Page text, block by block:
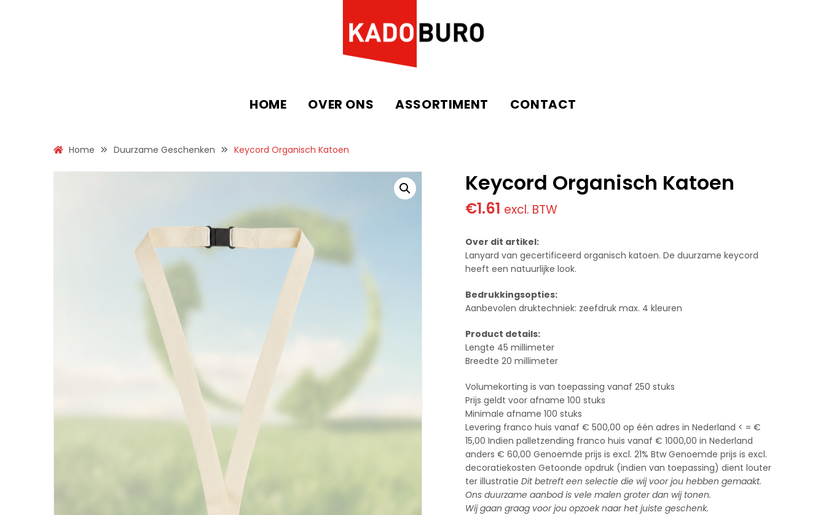
HOME OVER ONS ASSORTIMENT CONTACT
Home Duurzame Geschenken Keycord Organisch Katoen
Keycord Organisch Katoen
€1.61 excl. BTW
Over dit artikel:
Lanyard van gecertificeerd organisch katoen. De duurzame keycord
heeft een natuurlijke look.
Bedrukkingsopties:
Aanbevolen druktechniek: zeefdruk max. 4 kleuren
Product details:
Lengte 45 millimeter
Breedte 20 millimeter
Volumekorting is van toepassing vanaf 250 stuks
Prijs geldt voor afname 100 stuks
Minimale afname 100 stuks
Levering franco huis vanaf € 500,00 op één adres in Nederland < = €
15,00 Indien palletzending franco huis vanaf € 1000,00 in Nederland
anders € 60,00 Genoemde prijs is excl. 21% Btw Genoemde prijs is excl.
decoratiekosten Getoonde opdruk (indien van toepassing) dient louter
ter illustratie Dit betreft een selectie die wij voor jou hebben gemaakt.
Ons duurzame aanbod is vele malen groter dan wij tonen.
Wij gaan graag voor jou opzoek naar het juiste geschenk.